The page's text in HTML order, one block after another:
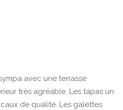
avec une terrasse
très agréable. Les tapas un
de qualité. Les galettes